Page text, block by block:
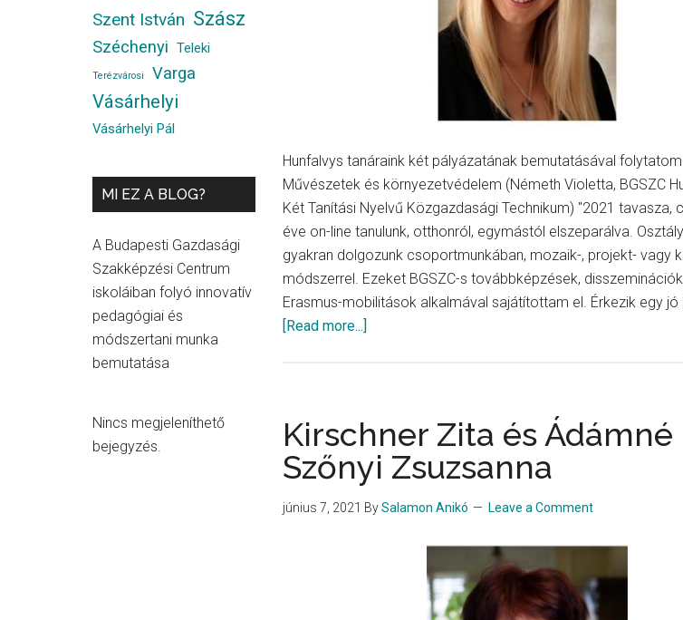
Hunfalvys tanáraink két pályázatának bemutatásával
Művészetek és környezetvédelem (Németh Violetta, BGSZC
Két Tanítási Nyelvű Közgazdasági Technikum) "2021 tavasza,
éve on-line tanulunk, otthonról, egymástól elszeparálva.
gyakran dolgozunk csoportmunkában, mozaik-, projekt- vagy
módszerrel. Ezeket BGSZC-s továbbképzések,
Erasmus-mobilitások alkalmával sajátítottam el. Érkezik egy jó
[Read more...]
Violetta
Kirschner Zita és Ádámné
Szőnyi Zsuzsanna
június 7, 2021 BySalamon Anikó Leave a Comment
Szent István Szász
Széchenyi Teleki
Terézvárosi Varga
Vásárhelyi
Vásárhelyi Pál
MI EZ A BLOG?
A Budapesti Gazdasági
Szakképzési Centrum
iskoláiban folyó innovatív
pedagógiai és
módszertani munka
bemutatása
Nincs megjeleníthető
bejegyzés.